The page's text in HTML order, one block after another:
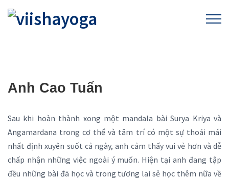
Anh Cao Tuấn
Sau khi hoàn thành xong một mandala bài Surya Kriya và
Angamardana trong cơ thể và tâm trí có một sự thoải mái
nhất định xuyên suốt cả ngày, anh cảm thấy vui vẻ hơn và dễ
chấp nhận những việc ngoài ý muốn. Hiện tại anh đang tập
đều những bài đã học và trong tương lai sẻ học thêm nữa về